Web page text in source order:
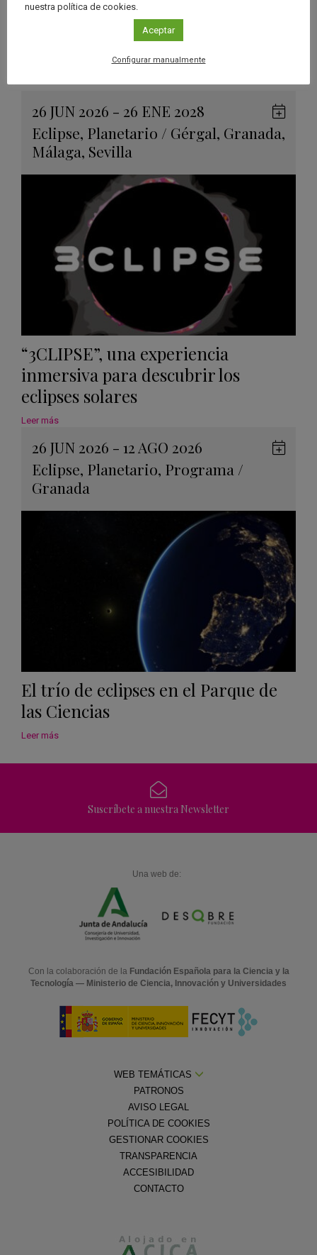
Próximos eventos
26 JUN 2026 - 26 ENE 2028
Eclipse, Planetario / Gérgal, Granada,
Málaga, Sevilla
en
“3CLIPSE”, una experiencia
inmersiva para descubrir los
eclipses solares
Leer más
26 JUN 2026 - 12 AGO 2026
Eclipse, Planetario, Programa /
Granada
El trío de eclipses en el Parque de
las Ciencias
Leer más
Suscríbete a nuestra Newsletter
Una web de:
Con la colaboración de la Fundación Española para la Ciencia y la
Tecnología — Ministerio de Ciencia, Innovación y Universidades
WEB TEMÁTICAS
PATRONOS
AVISO LEGAL
POLÍTICA DE COOKIES
GESTIONAR COOKIES
TRANSPARENCIA
ACCESIBILIDAD
CONTACTO
nuestra política de cookies.
Aceptar
Configurar manualmente